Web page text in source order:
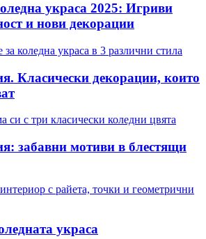
украса 2025: Игриви
и нови декорации
коледна украса в 3 различни стила
Класически декорации, които
си с три класически коледни цвята
забавни мотиви в блестящи
с райета, точки и геометрични
украса